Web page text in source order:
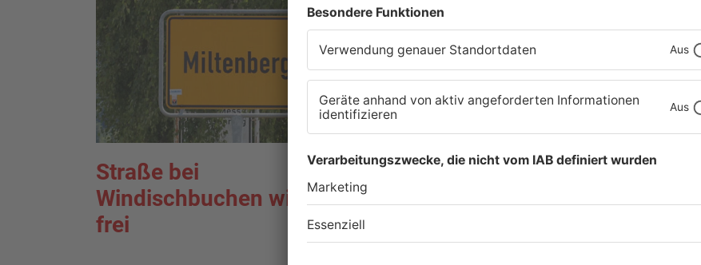
Straße bei
Windischbuchen wieder
frei
Autofahrerin mit drei
Promille in Eichenbühl